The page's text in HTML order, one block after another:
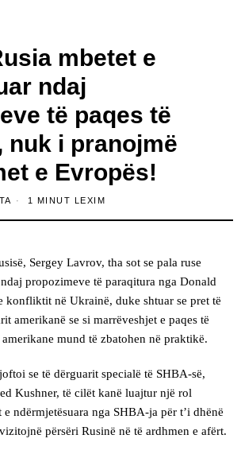
mbetet e
ndaj
të paqes të
nuk i pranojmë
e Evropës!
1 MINUT LEXIM
Sergey Lavrov, tha sot se pala ruse
propozimeve të paraqitura nga Donald
konfliktit në Ukrainë, duke shtuar se pret të
amerikanë se si marrëveshjet e paqes të
mund të zbatohen në praktikë.
se të dërguarit specialë të SHBA-së,
Kushner, të cilët kanë luajtur një rol
ndërmjetësuara nga SHBA-ja për t’i dhënë
përsëri Rusinë në të ardhmen e afërt.